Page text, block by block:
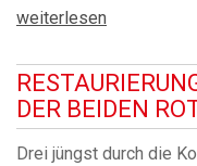
weiterlesen
DER BEIDEN
Drei jüngst durch die